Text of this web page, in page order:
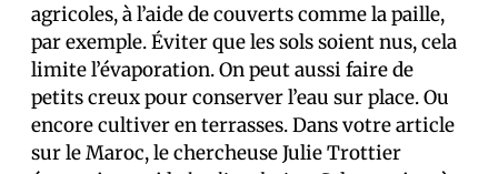
agricoles, à l’aide de couverts comme la paille,
par exemple. Éviter que les sols soient nus, cela
limite l’évaporation. On peut aussi faire de
petits creux pour conserver l’eau sur place. Ou
encore cultiver en terrasses. Dans votre article
sur le Maroc, le chercheuse Julie Trottier